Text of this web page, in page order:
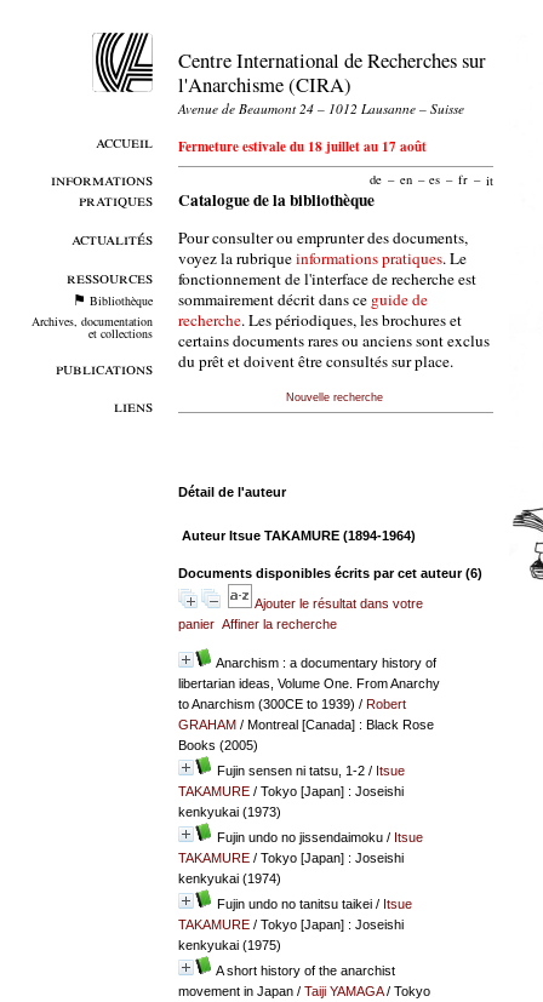
accueil
informations
pratiques
actualités
ressources
Bibliothèque
Archives, documentation
et collections
publications
liens
Centre International de Recherches sur
l'Anarchisme (CIRA)
Avenue de Beaumont 24 – 1012 Lausanne – Suisse
Fermeture estivale du 18 juillet au 17 août
de – en – es – fr – it
Catalogue de la bibliothèque
Pour consulter ou emprunter des documents,
voyez la rubriqueinformations pratiques. Le
fonctionnement de l'interface de recherche est
sommairement décrit dans ce guide de
recherche. Les périodiques, les brochures et
certains documents rares ou anciens sont exclus
du prêt et doivent être consultés sur place.
Nouvelle recherche
Détail de l'auteur
Auteur Itsue TAKAMURE (1894-1964)
Documents disponibles écrits par cet auteur (6)
Ajouter le résultat dans votre
panier Affiner la recherche
Anarchism : a documentary history of
libertarian ideas, Volume One. From Anarchy
to Anarchism (300CE to 1939) / Robert
GRAHAM/ Montreal [Canada] : Black Rose
Books (2005)
Fujin sensen ni tatsu, 1-2/ Itsue
TAKAMURE/ Tokyo [Japan] : Joseishi
kenkyukai (1973)
Fujin undo no jissendaimoku/ Itsue
TAKAMURE/ Tokyo [Japan] : Joseishi
kenkyukai (1974)
Fujin undo no tanitsu taikei/ Itsue
TAKAMURE/ Tokyo [Japan] : Joseishi
kenkyukai (1975)
A short history of the anarchist
movement in Japan/ Taiji YAMAGA/ Tokyo